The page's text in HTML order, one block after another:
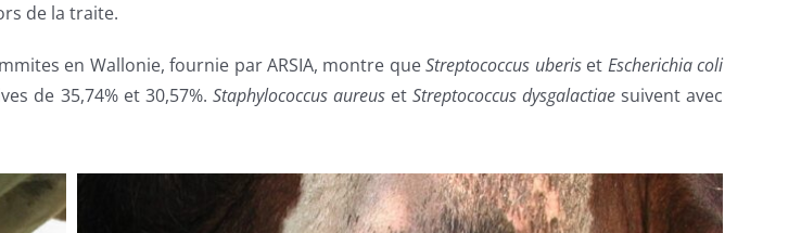
de la traite.
en Wallonie, fournie par ARSIA, montre queStreptococcus uberiset Escherichia coli
de 35,74% et 30,57%. Staphylococcus aureuset Streptococcus dysgalactiaesuivent avec